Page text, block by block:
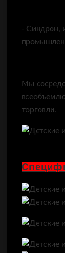
- Синдрон,
Мы
торговли.